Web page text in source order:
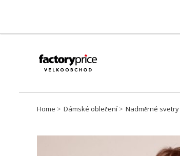
Home Dámské oblečení Nadměrné svetry